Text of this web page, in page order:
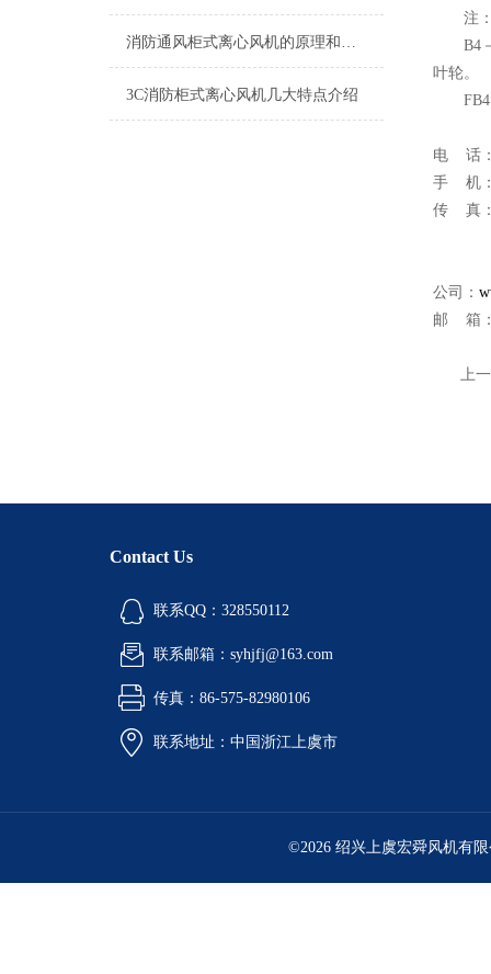
消防通风柜式离心风机的原理和特点
3C消防柜式离心风机几大特点介绍
注：
B4－
叶轮。
FB4－
电 话
手 机
传 真
公司：
邮 箱
上
Contact Us
联系QQ：328550112
联系邮箱：syhjfj@163.com
传真：86-575-82980106
联系地址：中国浙江上虞市
©2026 绍兴上虞宏舜风机有